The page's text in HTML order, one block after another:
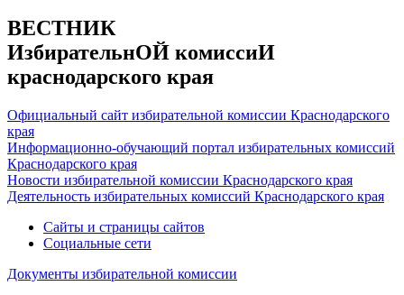
ВЕСТНИК
ИзбирательнОЙ комиссиИ
краснодарского края
Официальный сайт избирательной комиссии Краснодарского
края
Информационно-обучающий портал избирательных комиссий
Краснодарского края
Новости избирательной комиссии Краснодарского края
Деятельность избирательных комиссий Краснодарского края
Сайты и страницы сайтов
Социальные сети
Документы избирательной комиссии